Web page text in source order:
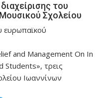
του
Σχολείου
ευρωπαϊκού
and Management On In
Students», τρεις
Ιωαννίνων